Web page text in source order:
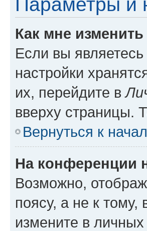
Как мне
Если вы
настройки
их, перейдите в
вверху страницы.
Вернуться к
На конференции
Возможно,
поясу, а не к
измените в